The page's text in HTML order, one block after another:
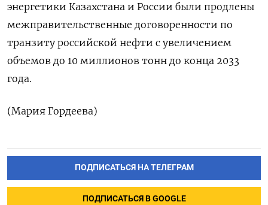
энергетики Казахстана и России были продлены
межправительственные договоренности по
транзиту российской нефти с увеличением
объемов до 10 миллионов тонн до конца 2033
года.
(Мария Гордеева)
ПОДПИСАТЬСЯ НА ТЕЛЕГРАМ
ПОДПИСАТЬСЯ В GOOGLE